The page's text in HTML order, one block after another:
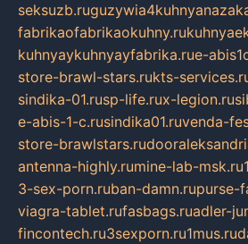
seksuzb.ru
fabrikaofabrikaokuhny.ru
kuhnyaykuhnyayfabrika.rue-
store-brawl-stars.rukts-
sindika-01.rusp-life.rux-legion.ru
e-abis-1-c.rusindika01.ruvenda-
store-brawlstars.ru
antenna-highly.rumine-lab-msk.ru
3-sex-porn.ruban-damn.rupurse-
viagra-tablet.rufasbags.ruadler-
fincontech.ru3sexporn.ru1mus.ru